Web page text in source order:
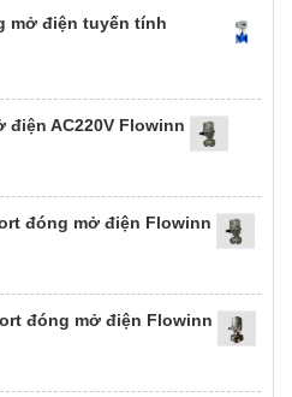
mở điện tuyến tính
điện AC220V Flowinn
đóng mở điện Flowinn
đóng mở điện Flowinn